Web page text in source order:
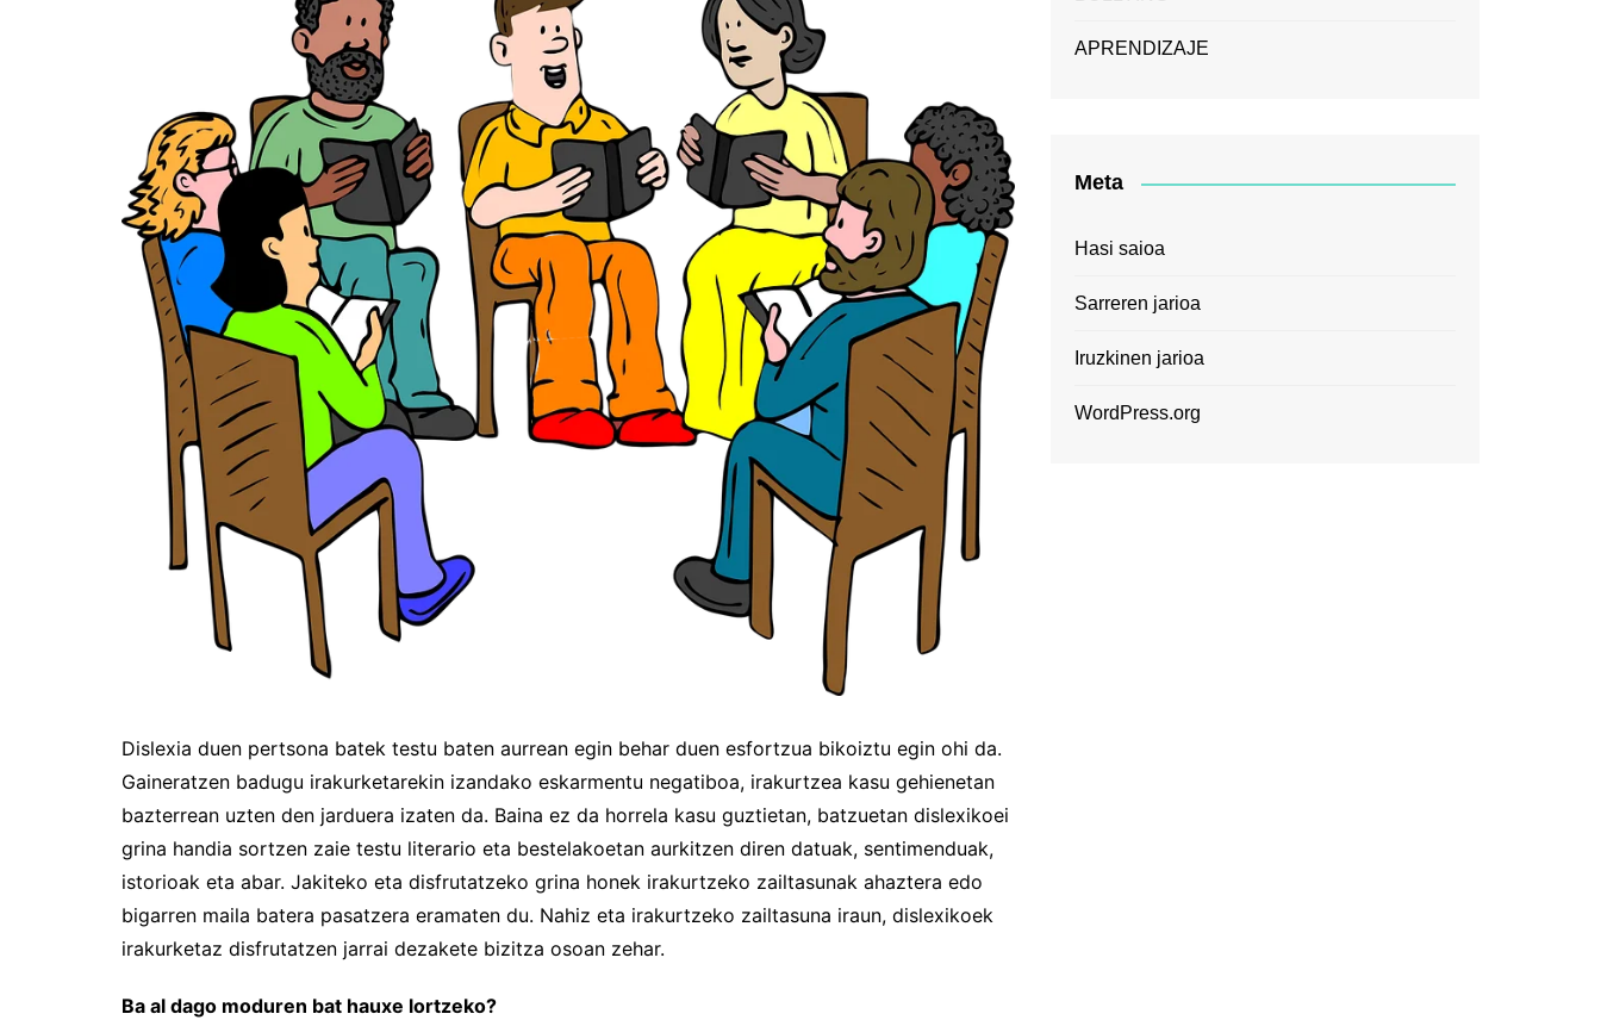
Dislexia duen pertsona batek testu baten aurrean egin behar duen esfortzua bikoiztu egin ohi da.
Gaineratzen badugu irakurketarekin izandako eskarmentu negatiboa, irakurtzea kasu gehienetan
bazterrean uzten den jarduera izaten da. Baina ez da horrela kasu guztietan, batzuetan dislexikoei
grina handia sortzen zaie testu literario eta bestelakoetan aurkitzen diren datuak, sentimenduak,
istorioak eta abar. Jakiteko eta disfrutatzeko grina honek irakurtzeko zailtasunak ahaztera edo
bigarren maila batera pasatzera eramaten du. Nahiz eta irakurtzeko zailtasuna iraun, dislexikoek
irakurketaz disfrutatzen jarrai dezakete bizitza osoan zehar.
Ba al dago moduren bat hauxe lortzeko?
APRENDIZAJE
Meta
Hasi saioa
Sarreren jarioa
Iruzkinen jarioa
WordPress.org